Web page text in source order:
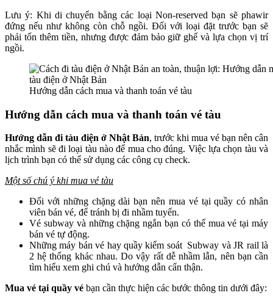
Lưu ý: Khi di chuyển bằng các loại Non-reserved bạn sẽ phawir
đứng nếu như không còn chỗ ngồi. Đối với loại đặt trước bạn sẽ
phải tốn thêm tiền, nhưng được đảm bảo giữ ghế và lựa chọn vị trí
ngồi.
Hướng dẫn cách mua và thanh toán vé tàu
Hướng dẫn cách mua và thanh toán vé tàu
Hướng dẫn đi tàu điện ở Nhật Bản, trước khi mua vé bạn nên cân
nhắc mình sẽ đi loại tàu nào để mua cho đúng. Việc lựa chọn tàu và
lịch trình bạn có thể sử dụng các công cụ check.
Một số chú ý khi mua vé tàu
Đối với những chặng dài bạn nên mua vé tại quầy có nhân
viên bán vé, để tránh bị đi nhầm tuyến.
Vé subway và những chặng ngắn bạn có thể mua vé tại máy
bán vé tự động.
Những máy bán vé hay quầy kiểm soát Subway và JR rail là
2 hệ thống khác nhau. Do vậy rất dễ nhầm lẫn, nên bạn cần
tìm hiểu xem ghi chú và hướng dẫn cẩn thận.
Mua vé tại quầy vé bạn cần thực hiện các bước thông tin dưới đây: